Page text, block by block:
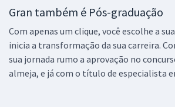
Gran também é Pós-graduação
Com apenas um clique, você escolhe a
inicia a transformação da sua carreira.
sua jornada rumo a aprovação no
almeja, e já com o título de especialista